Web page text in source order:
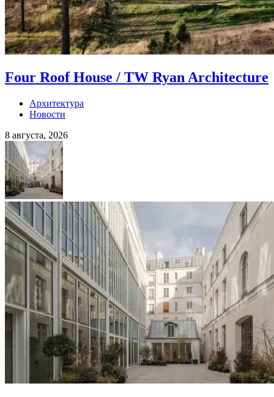
Four Roof House / TW Ryan Architecture
Архитектура
Новости
8 августа, 2026